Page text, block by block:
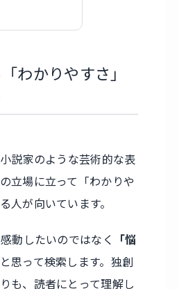
わかりやすさ」
説家のような芸術的な表
立場に立って「わかりや
人が向いています。
動したいのではなく
「悩
と思って検索します。独創
も、読者にとって理解し